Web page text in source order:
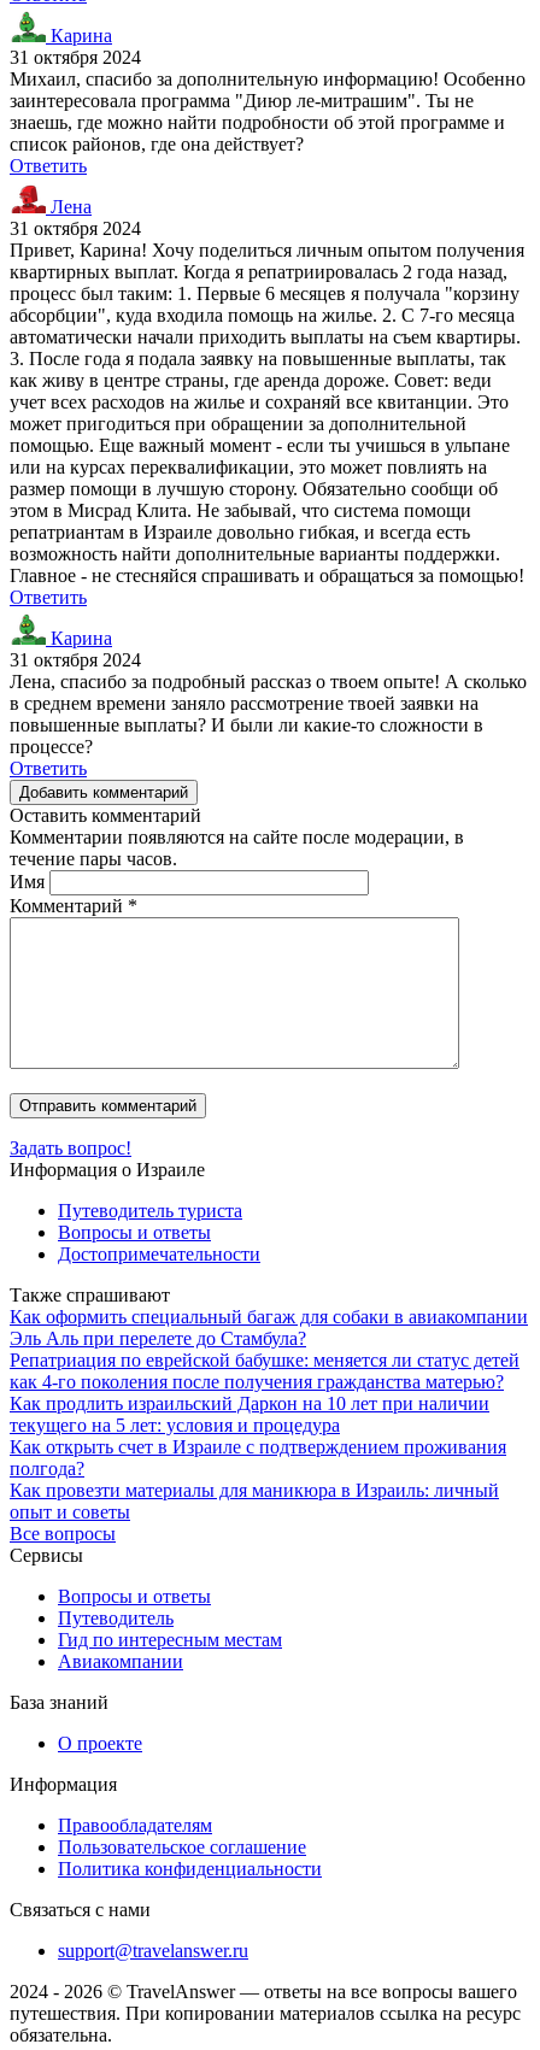
Карина
31 октября 2024
Михаил, спасибо за дополнительную информацию! Особенно
заинтересовала программа "Диюр ле-митрашим". Ты не
знаешь, где можно найти подробности об этой программе и
список районов, где она действует?
Ответить
Лена
31 октября 2024
Привет, Карина! Хочу поделиться личным опытом получения
квартирных выплат. Когда я репатриировалась 2 года назад,
процесс был таким: 1. Первые 6 месяцев я получала "корзину
абсорбции", куда входила помощь на жилье. 2. С 7-го месяца
автоматически начали приходить выплаты на съем квартиры.
3. После года я подала заявку на повышенные выплаты, так
как живу в центре страны, где аренда дороже. Совет: веди
учет всех расходов на жилье и сохраняй все квитанции. Это
может пригодиться при обращении за дополнительной
помощью. Еще важный момент - если ты учишься в ульпане
или на курсах переквалификации, это может повлиять на
размер помощи в лучшую сторону. Обязательно сообщи об
этом в Мисрад Клита. Не забывай, что система помощи
репатриантам в Израиле довольно гибкая, и всегда есть
возможность найти дополнительные варианты поддержки.
Главное - не стесняйся спрашивать и обращаться за помощью!
Ответить
Карина
31 октября 2024
Лена, спасибо за подробный рассказ о твоем опыте! А сколько
в среднем времени заняло рассмотрение твоей заявки на
повышенные выплаты? И были ли какие-то сложности в
процессе?
Ответить
Добавить комментарий
Оставить комментарий
Комментарии появляются на сайте после модерации, в
течение пары часов.
Имя
Комментарий *
Задать вопрос!
Информация о Израиле
Путеводитель туриста
Вопросы и ответы
Достопримечательности
Также спрашивают
Как оформить специальный багаж для собаки в авиакомпании
Эль Аль при перелете до Стамбула?
Репатриация по еврейской бабушке: меняется ли статус детей
как 4-го поколения после получения гражданства матерью?
Как продлить израильский Даркон на 10 лет при наличии
текущего на 5 лет: условия и процедура
Как открыть счет в Израиле с подтверждением проживания
полгода?
Как провезти материалы для маникюра в Израиль: личный
опыт и советы
Все вопросы
Сервисы
Вопросы и ответы
Путеводитель
Гид по интересным местам
Авиакомпании
База знаний
О проекте
Информация
Правообладателям
Пользовательское соглашение
Политика конфиденциальности
Связаться с нами
support@travelanswer.ru
2024 - 2026 © TravelAnswer — ответы на все вопросы вашего
путешествия. При копировании материалов ссылка на ресурс
обязательна.